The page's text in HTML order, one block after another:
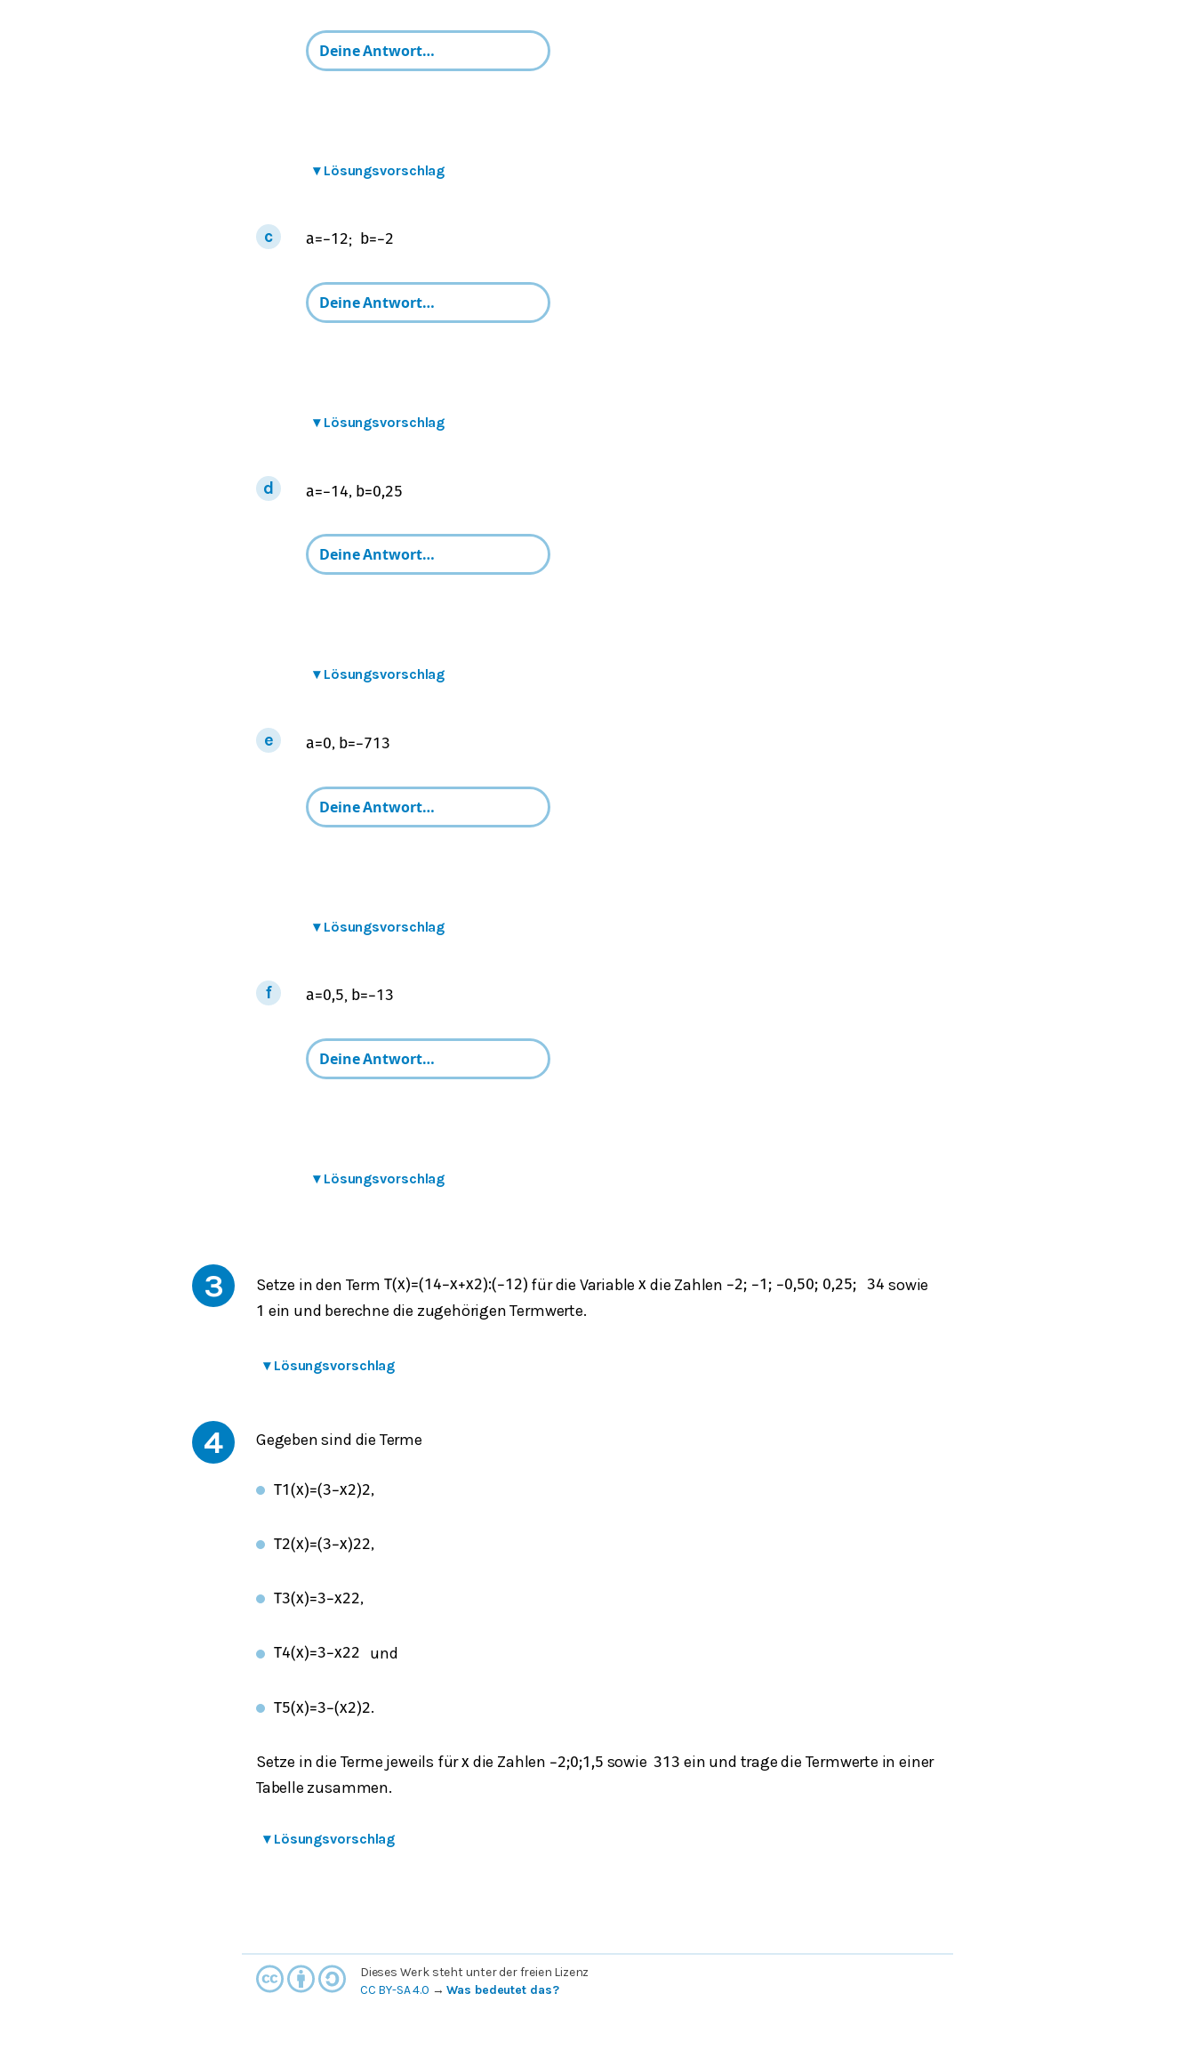
▾ Lösungsvorschlag
a=−1 2; b=−2
▾ Lösungsvorschlag
a=−1 4, b=0,25
▾ Lösungsvorschlag
a=0, b=−713
▾ Lösungsvorschlag
a=0,5, b=−1 3
▾ Lösungsvorschlag
3 Setze in den Term T(x)=(1 4−x+x2):(−1 2) für die Variablex die Zahlen −2; −1 ; −0,50; 0,25; 34 sowie
1 ein und berechne die zugehörigen Termwerte.
▾ Lösungsvorschlag
4 Gegeben sind die Terme
T1 (x)=(3−x2)2,
T2(x)=(3−x)22,
T3(x)=3−x22,
T4(x)=3−x22 und
T5(x)=3−(x2)2.
Setze in die Terme jeweils fürx die Zahlen −2;0;1,5 sowie313 ein und trage die Termwerte in einer
Tabelle zusammen.
▾ Lösungsvorschlag
Dieses Werk steht unter der freien Lizenz
CC BY-SA 4.0 →Was bedeutet das?